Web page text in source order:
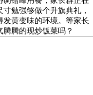
勉强够做个升旗典礼，
发黄变味的环境。等家长
腾的现炒饭菜吗？